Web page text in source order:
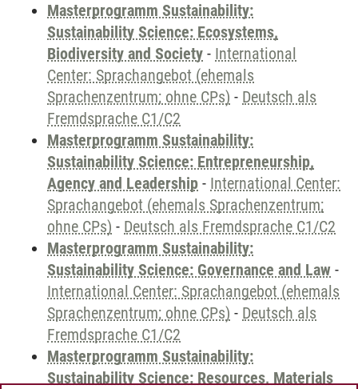
Masterprogramm Sustainability:
Sustainability Science: Ecosystems,
Biodiversity and Society - International
Center: Sprachangebot (ehemals
Sprachenzentrum; ohne CPs) - Deutsch als
Fremdsprache C1/C2
Masterprogramm Sustainability:
Sustainability Science: Entrepreneurship,
Agency and Leadership - International Center:
Sprachangebot (ehemals Sprachenzentrum;
ohne CPs) - Deutsch als Fremdsprache C1/C2
Masterprogramm Sustainability:
Sustainability Science: Governance and Law -
International Center: Sprachangebot (ehemals
Sprachenzentrum; ohne CPs) - Deutsch als
Fremdsprache C1/C2
Masterprogramm Sustainability:
Sustainability Science: Resources, Materials